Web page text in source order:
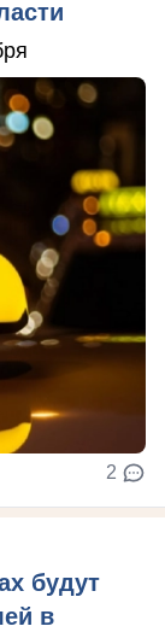
2
будут
в